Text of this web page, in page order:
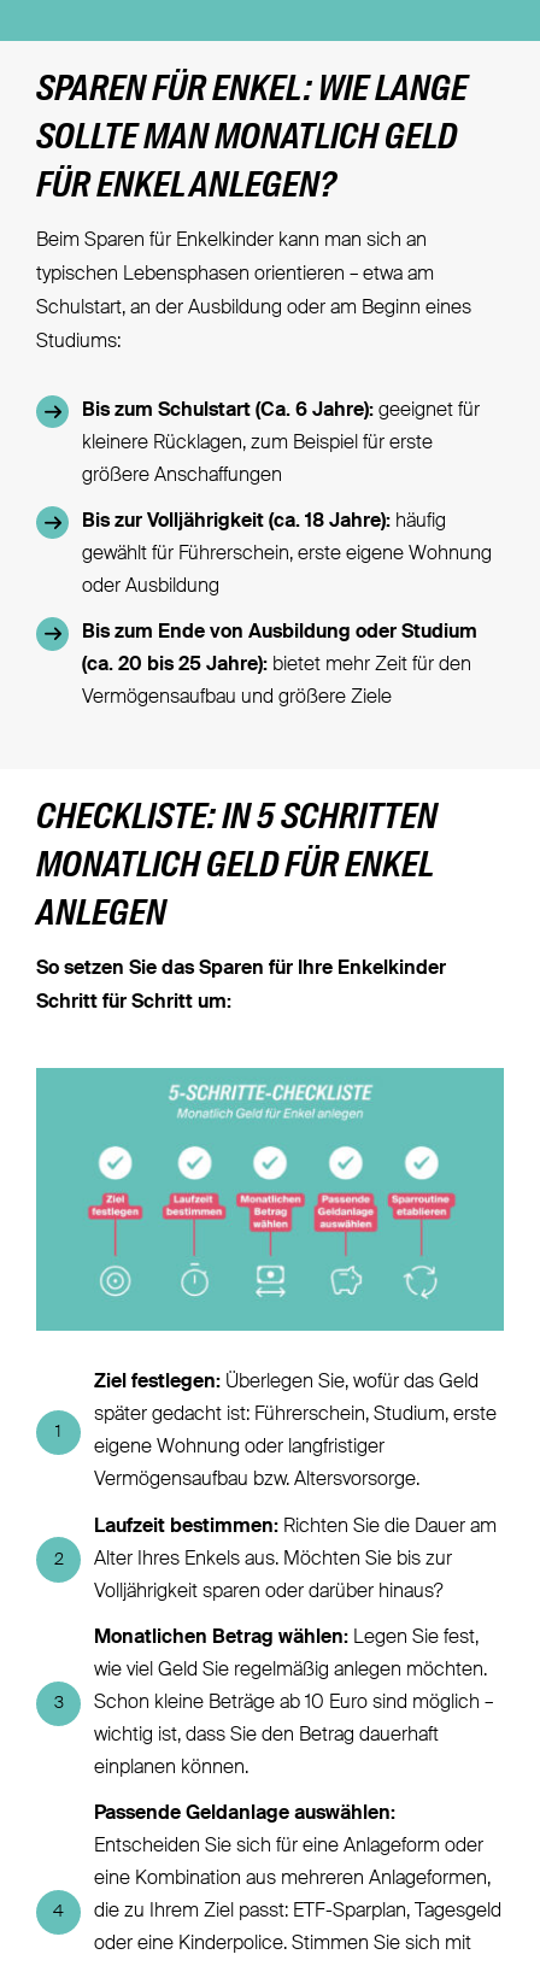
SPAREN FÜR ENKEL: WIE LANGE
SOLLTE MAN MONATLICH GELD
FÜR ENKEL ANLEGEN?
Beim Sparen für Enkelkinder kann man sich an
typischen Lebensphasen orientieren – etwa am
Schulstart, an der Ausbildung oder am Beginn eines
Studiums:
Bis zum Schulstart (Ca. 6 Jahre):geeignet für
kleinere Rücklagen, zum Beispiel für erste
größere Anschaffungen
Bis zur Volljährigkeit (ca. 18 Jahre): häufig
gewählt für Führerschein, erste eigene Wohnung
oder Ausbildung
Bis zum Ende von Ausbildung oder Studium
(ca. 20 bis 25 Jahre): bietet mehr Zeit für den
Vermögensaufbau und größere Ziele
CHECKLISTE: IN 5 SCHRITTEN
MONATLICH GELD FÜR ENKEL
ANLEGEN
So setzen Sie das Sparen für Ihre Enkelkinder
Schritt für Schritt um:
1
Ziel festlegen: Überlegen Sie, wofür das Geld
später gedacht ist: Führerschein, Studium, erste
eigene Wohnung oder langfristiger
Vermögensaufbau bzw. Altersvorsorge.
2
Laufzeit bestimmen: Richten Sie die Dauer am
Alter Ihres Enkels aus. Möchten Sie bis zur
Volljährigkeit sparen oder darüber hinaus?
3
Monatlichen Betrag wählen: Legen Sie fest,
wie viel Geld Sie regelmäßig anlegen möchten.
Schon kleine Beträge ab 10 Euro sind möglich –
wichtig ist, dass Sie den Betrag dauerhaft
einplanen können.
4
Passende Geldanlage auswählen:
Entscheiden Sie sich für eine Anlageform oder
eine Kombination aus mehreren Anlageformen,
die zu Ihrem Ziel passt: ETF-Sparplan, Tagesgeld
oder eine Kinderpolice. Stimmen Sie sich mit